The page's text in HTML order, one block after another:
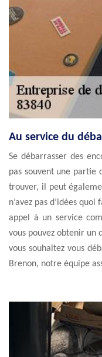
Au service du
Se débarrasser des
pas souvent une partie
trouver, il peut
n’avez pas d’idées
appel à un service
vous pouvez obtenir un
vous souhaitez vous
Brenon, notre équipe